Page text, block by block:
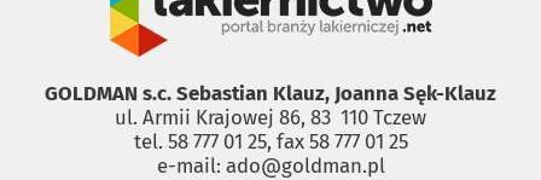
GOLDMAN s.c. Sebastian Klauz, Joanna Sęk-Klauz
ul. Armii Krajowej 86, 83 ­ 110 Tczew
tel. 58 777 01 25, fax 58 777 01 25
e-mail: ado@goldman.pl